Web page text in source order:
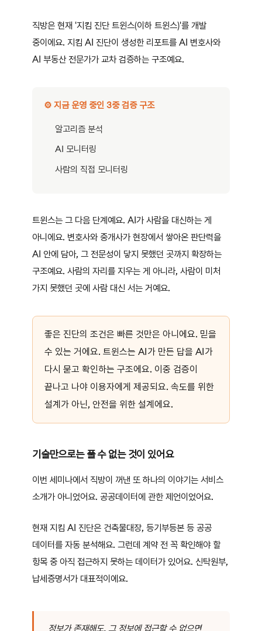
직방은 현재 '지킴 진단 트윈스(이하 트윈스)'를 개발
중이에요. 지킴 AI 진단이 생성한 리포트를 AI 변호사와
AI 부동산 전문가가 교차 검증하는 구조예요.
⚙️ 지금 운영 중인 3중 검증 구조
알고리즘 분석
AI 모니터링
사람의 직접 모니터링
트윈스는 그 다음 단계예요. AI가 사람을 대신하는 게
아니에요. 변호사와 중개사가 현장에서 쌓아온 판단력을
AI 안에 담아, 그 전문성이 닿지 못했던 곳까지 확장하는
구조예요. 사람의 자리를 지우는 게 아니라, 사람이 미처
가지 못했던 곳에 사람 대신 서는 거예요.
좋은 진단의 조건은 빠른 것만은 아니에요. 믿을
수 있는 거에요. 트윈스는 AI가 만든 답을 AI가
다시 묻고 확인하는 구조에요. 이중 검증이
끝나고 나야 이용자에게 제공되요. 속도를 위한
설계가 아닌, 안전을 위한 설계에요.
기술만으로는 풀 수 없는 것이 있어요
이번 세미나에서 직방이 꺼낸 또 하나의 이야기는 서비스
소개가 아니었어요. 공공데이터에 관한 제언이었어요.
현재 지킴 AI 진단은 건축물대장, 등기부등본 등 공공
데이터를 자동 분석해요. 그런데 계약 전 꼭 확인해야 할
항목 중 아직 접근하지 못하는 데이터가 있어요. 신탁원부,
납세증명서가 대표적이에요.
정보가 존재해도, 그 정보에 접근할 수 없으면